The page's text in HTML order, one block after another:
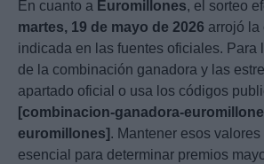
En cuanto a Euromillones, el sorteo
martes, 19 de mayo de 2026 arrojó la
indicada en las fuentes oficiales. Para
de la combinación ganadora y las
apartado oficial o usa los códigos
[combinacion-ganadora-
euromillones]. Mantener esos
esencial para determinar premios